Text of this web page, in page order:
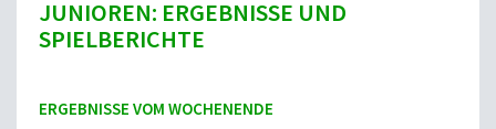
JUNIOREN: ERGEBNISSE UND
SPIELBERICHTE
ERGEBNISSE VOM WOCHENENDE